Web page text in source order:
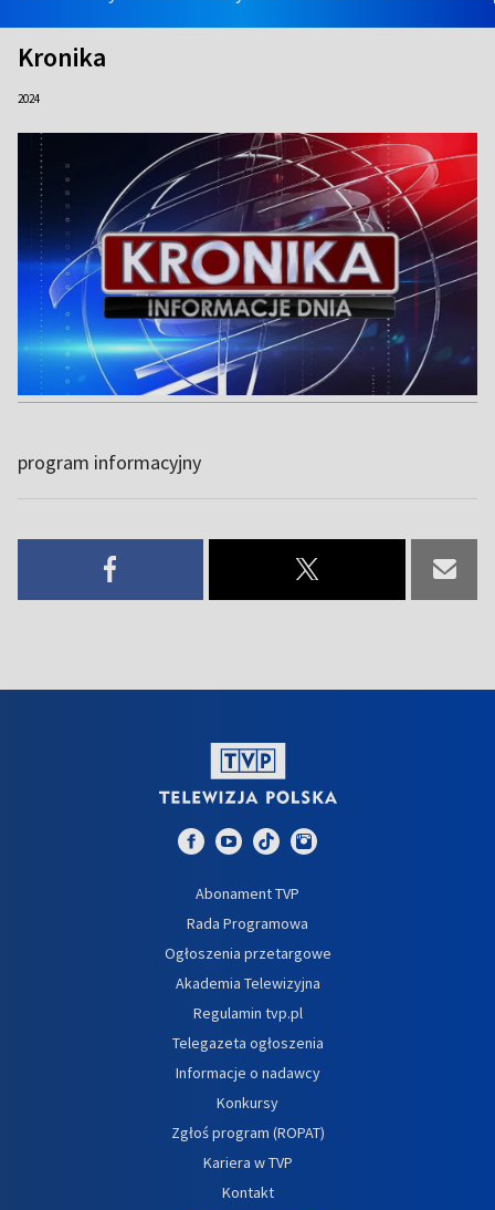
Kronika
2024
program informacyjny
Abonament TVP
Rada Programowa
Ogłoszenia przetargowe
Akademia Telewizyjna
Regulamin tvp.pl
Telegazeta ogłoszenia
Informacje o nadawcy
Konkursy
Zgłoś program (ROPAT)
Kariera w TVP
Kontakt